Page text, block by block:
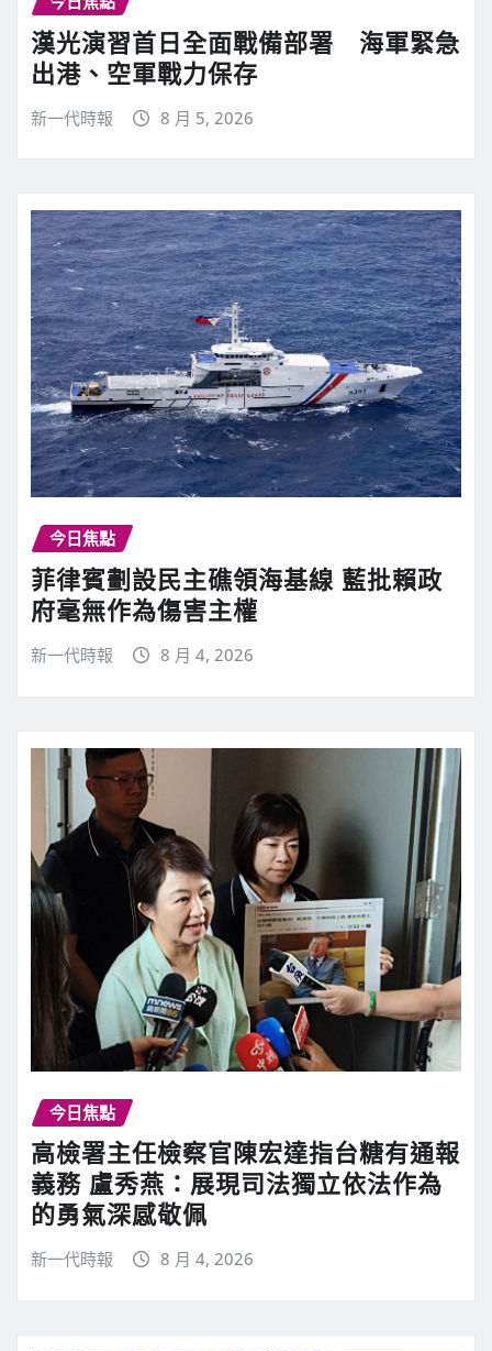
漢光演習首日全面戰備部署 海軍緊急
出港、空軍戰力保存
新一代時報 8 月 5, 2026
今日焦點
菲律賓劃設民主礁領海基線 藍批賴政
府毫無作為傷害主權
新一代時報 8 月 4, 2026
今日焦點
高檢署主任檢察官陳宏達指台糖有通報
義務 盧秀燕：展現司法獨立依法作為
的勇氣深感敬佩
新一代時報 8 月 4, 2026